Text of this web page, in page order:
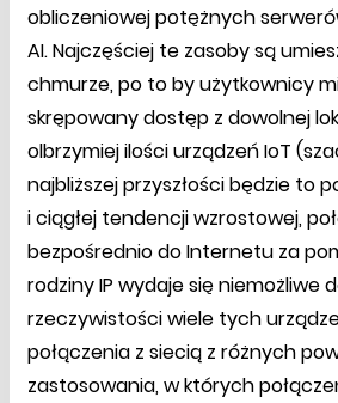
obliczeniowej potężnych
AI. Najczęściej te zasoby są
chmurze, po to by użytkownicy
skrępowany dostęp z dowolnej
olbrzymiej ilości urządzeń IoT
najbliższej przyszłości będzie to
i ciągłej tendencji wzrostowej,
bezpośrednio do Internetu za
rodziny IP wydaje się niemożliwe
rzeczywistości wiele tych
połączenia z siecią z różnych
zastosowania, w których